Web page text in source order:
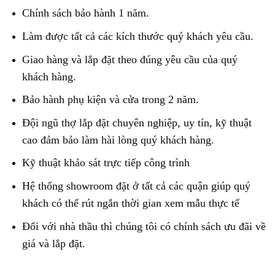
Chính sách bảo hành 1 năm.
Làm được tất cả các kích thước quý khách yêu cầu.
Giao hàng và lắp đặt theo đúng yêu cầu của quý
khách hàng.
Bảo hành phụ kiện và cửa trong 2 năm.
Đội ngũ thợ lắp đặt chuyên nghiệp, uy tín, kỹ thuật
cao đảm bảo làm hài lòng quý khách hàng.
Kỹ thuật khảo sát trực tiếp công trình
Hệ thống showroom đặt ở tất cả các quận giúp quý
khách có thể rút ngắn thời gian xem mẫu thực tế
Đối với nhà thầu thì chúng tôi có chính sách ưu đãi về
giá và lắp đặt.